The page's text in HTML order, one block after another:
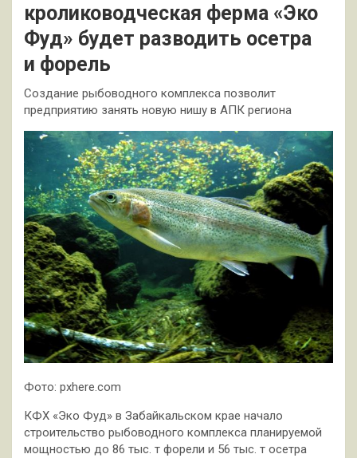
кролиководческая ферма «Эко
Фуд» будет разводить осетра
и форель
Создание рыбоводного комплекса позволит
предприятию занять новую нишу в АПК региона
Фото: pxhere.com
КФХ «Эко Фуд» в Забайкальском крае начало
строительство рыбоводного комплекса планируемой
мощностью до 86 тыс. т форели и 56 тыс. т осетра